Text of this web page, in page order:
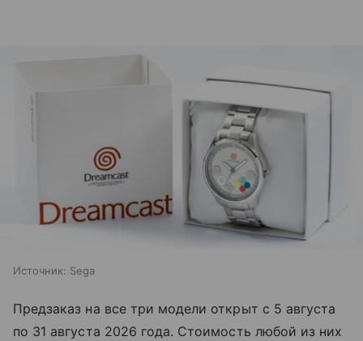
Источник: Sega
Предзаказ на все три модели открыт с 5 августа
по 31 августа 2026 года. Стоимость любой из них